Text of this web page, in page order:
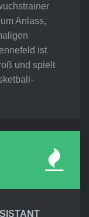
Anlass,
ist
und spielt